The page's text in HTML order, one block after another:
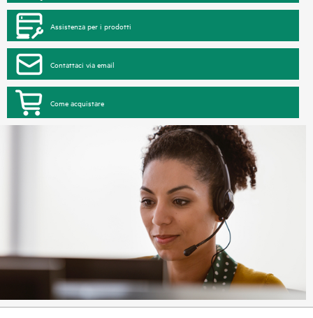
Assistenza per i prodotti
Contattaci via email
Come acquistare